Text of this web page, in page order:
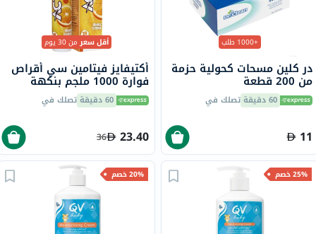
+1000 طلب
در كلين مسحات كحولية حزمة
من 200 قطعة
60 دقيقة تصلك في
11
أقل سعرمن 30 يوم
أكتيفايز فيتامين سي أقراص
فوارة 1000 ملجم بنكهة
البرتقال حزمة من 20
60 دقيقة تصلك في
23.40
36
25% خصم 20% خصم